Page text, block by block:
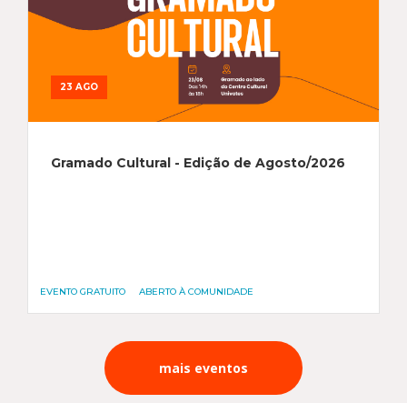
23 AGO
Gramado Cultural - Edição de Agosto/2026
EVENTO GRATUITO ABERTO À COMUNIDADE
mais eventos